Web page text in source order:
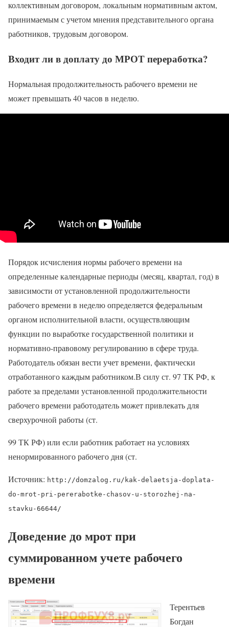
коллективным договором, локальным нормативным актом,
принимаемым с учетом мнения представительного органа
работников, трудовым договором.
Входит ли в доплату до МРОТ переработка?
Нормальная продолжительность рабочего времени не
может превышать 40 часов в неделю.
Порядок исчисления нормы рабочего времени на
определенные календарные периоды (месяц, квартал, год) в
зависимости от установленной продолжительности
рабочего времени в неделю определяется федеральным
органом исполнительной власти, осуществляющим
функции по выработке государственной политики и
нормативно-правовому регулированию в сфере труда.
Работодатель обязан вести учет времени, фактически
отработанного каждым работником.В силу ст. 97 ТК РФ, к
работе за пределами установленной продолжительности
рабочего времени работодатель может привлекать для
сверхурочной работы (ст.
99 ТК РФ) или если работник работает на условиях
ненормированного рабочего дня (ст.
Источник: http://domzalog.ru/kak-delaetsja-doplata-
do-mrot-pri-pererabotke-chasov-u-storozhej-na-
stavku-66644/
Доведение до мрот при
суммированном учете рабочего
времени
Терентьев
Богдан